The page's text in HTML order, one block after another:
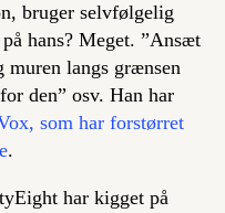
bruger selvfølgelig
hans? Meget. ”Ansæt
muren langs grænsen
den” osv. Han har
som har forstørret
.
har kigget på